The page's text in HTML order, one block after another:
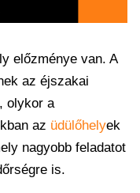
előzménye van. A
az éjszakai
olykor a
az üdülőhelyek
nagyobb feladatot
is.